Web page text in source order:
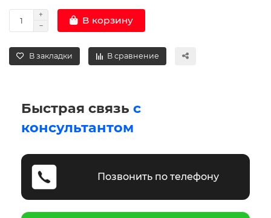
В корзину
В закладки В сравнение
Быстрая связь с
консультантом
Позвонить по телефону